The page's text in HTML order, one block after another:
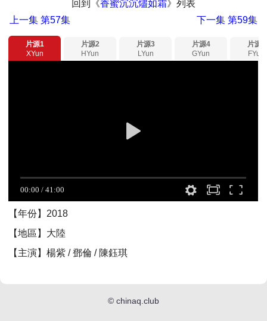
回到《香蜜沉沉燼如霜》列表
上一集 第57集 下一集第59集
片源1
XYun
片源2
HYun
片源3
LYun
片源4
GYun
片源5
FYun
【年份】2018
【地區】大陸
【主演】楊紫 / 鄧倫 / 陳鈺琪
© chinaq.club